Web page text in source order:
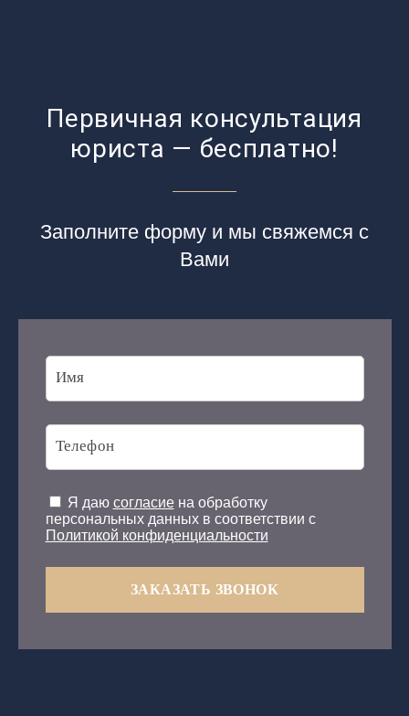
Первичная консультация
юриста — бесплатно!
Заполните форму и мы свяжемся с
Вами
Я даю согласиена обработку
персональных данных в соответствии с
Политикой конфиденциальности
ЗАКАЗАТЬ ЗВОНОК